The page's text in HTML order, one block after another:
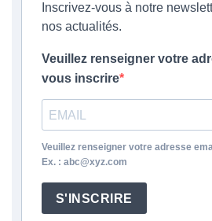
Inscrivez-vous à notre
nos actualités.
Veuillez renseigner votre
vous inscrire
Veuillez renseigner votre adresse
Ex. : abc@xyz.com
S'INSCRIRE